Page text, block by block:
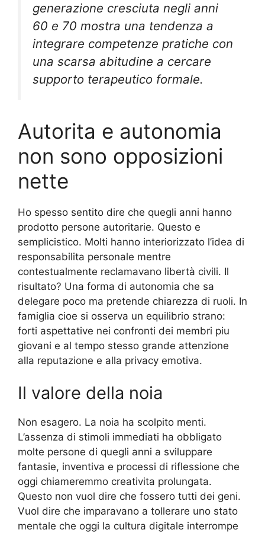
generazione cresciuta negli anni
60 e 70 mostra una tendenza a
integrare competenze pratiche con
una scarsa abitudine a cercare
supporto terapeutico formale.
Autorita e autonomia
non sono opposizioni
nette
Ho spesso sentito dire che quegli anni hanno
prodotto persone autoritarie. Questo e
semplicistico. Molti hanno interiorizzato l’idea di
responsabilita personale mentre
contestualmente reclamavano libertà civili. Il
risultato? Una forma di autonomia che sa
delegare poco ma pretende chiarezza di ruoli. In
famiglia cioe si osserva un equilibrio strano:
forti aspettative nei confronti dei membri piu
giovani e al tempo stesso grande attenzione
alla reputazione e alla privacy emotiva.
Il valore della noia
Non esagero. La noia ha scolpito menti.
L’assenza di stimoli immediati ha obbligato
molte persone di quegli anni a sviluppare
fantasie, inventiva e processi di riflessione che
oggi chiameremmo creativita prolungata.
Questo non vuol dire che fossero tutti dei geni.
Vuol dire che imparavano a tollerare uno stato
mentale che oggi la cultura digitale interrompe